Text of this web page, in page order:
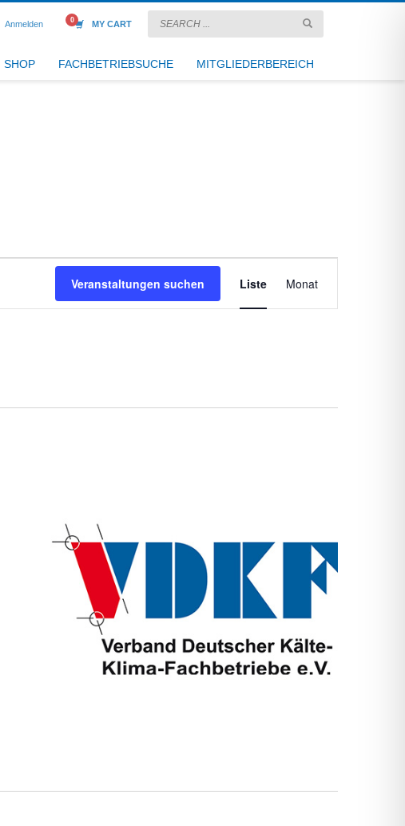
Anmelden MY CART
SHOP FACHBETRIEBSUCHE MITGLIEDERBEREICH
Veranstaltungen suchen
Ansichten-
Liste Monat